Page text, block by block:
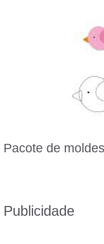
Pacote de
Publicidade